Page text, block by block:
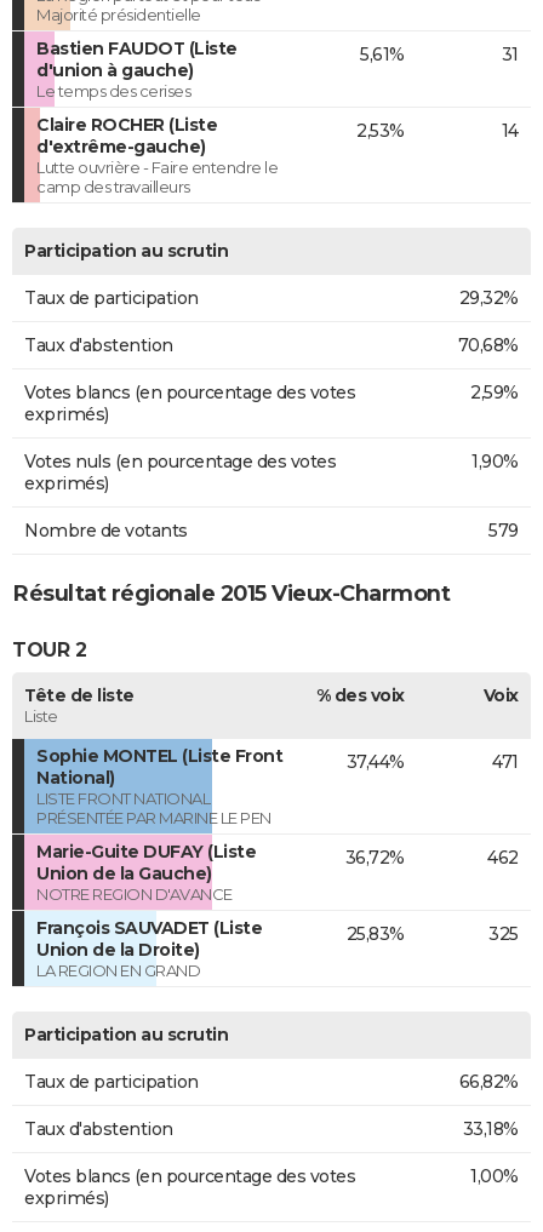
Majorité présidentielle
Bastien FAUDOT (Liste
d'union à gauche)
Le temps des cerises
5,61% 31
Claire ROCHER (Liste
d'extrême-gauche)
Lutte ouvrière - Faire entendre le
camp des travailleurs
2,53% 14
Participation au scrutin
Taux de participation 29,32%
Taux d'abstention 70,68%
Votes blancs (en pourcentage des votes
exprimés)
2,59%
Votes nuls (en pourcentage des votes
exprimés)
1,90%
Nombre de votants 579
Résultat régionale 2015 Vieux-Charmont
TOUR 2
Tête de liste
Liste
% des voix Voix
Sophie MONTEL (Liste Front
National)
LISTE FRONT NATIONAL
PRÉSENTÉE PAR MARINE LE PEN
37,44% 471
Marie-Guite DUFAY (Liste
Union de la Gauche)
NOTRE REGION D'AVANCE
36,72% 462
François SAUVADET (Liste
Union de la Droite)
LA REGION EN GRAND
25,83% 325
Participation au scrutin
Taux de participation 66,82%
Taux d'abstention 33,18%
Votes blancs (en pourcentage des votes
exprimés)
1,00%